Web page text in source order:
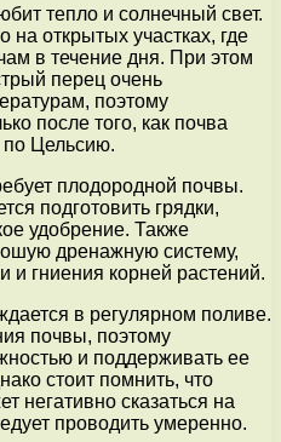
тепло и солнечный свет.
открытых участках, где
в течение дня. При этом
перец очень
поэтому
после того, как почва
по Цельсию.
плодородной почвы.
подготовить грядки,
удобрение. Также
дренажную систему,
и гниения корней растений.
в регулярном поливе.
почвы, поэтому
и поддерживать ее
стоит помнить, что
негативно сказаться на
проводить умеренно.